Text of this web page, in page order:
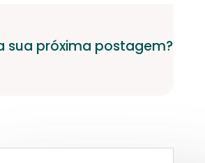
sua próxima postagem?